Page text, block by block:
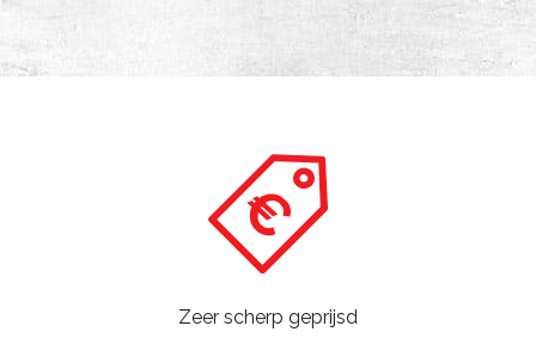
Zeer scherp geprijsd